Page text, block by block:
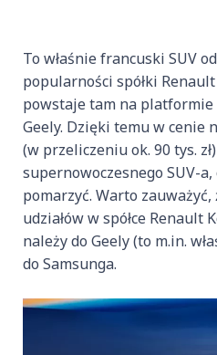
To właśnie francuski SUV
popularności spółki
powstaje tam na
Geely. Dzięki temu w cenie
(w przeliczeniu ok. 90 tys.
supernowoczesnego SUV-
pomarzyć. Warto zauważyć,
udziałów w spółce Renault
należy do Geely (to m.in.
do Samsunga.